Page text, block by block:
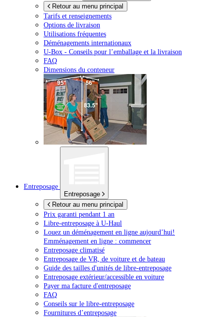
Retour au menu principal
Tarifs et renseignements
Options de livraison
Utilisations fréquentes
Déménagements internationaux
U-Box - Conseils pour l’emballage et la livraison
FAQ
Dimensions du conteneur
Entreposage
Entreposage
Retour au menu principal
Prix garanti pendant 1 an
Libre-entreposage à U-Haul
Louez un déménagement en ligne aujourd’hui!
Emménagement en ligne : commencer
Entreposage climatisé
Entreposage de VR, de voiture et de bateau
Guide des tailles d'unités de libre-entreposage
Entreposage extérieur/accessible en voiture
Payer ma facture d'entreposage
FAQ
Conseils sur le libre-entreposage
Fournitures d’entreposage